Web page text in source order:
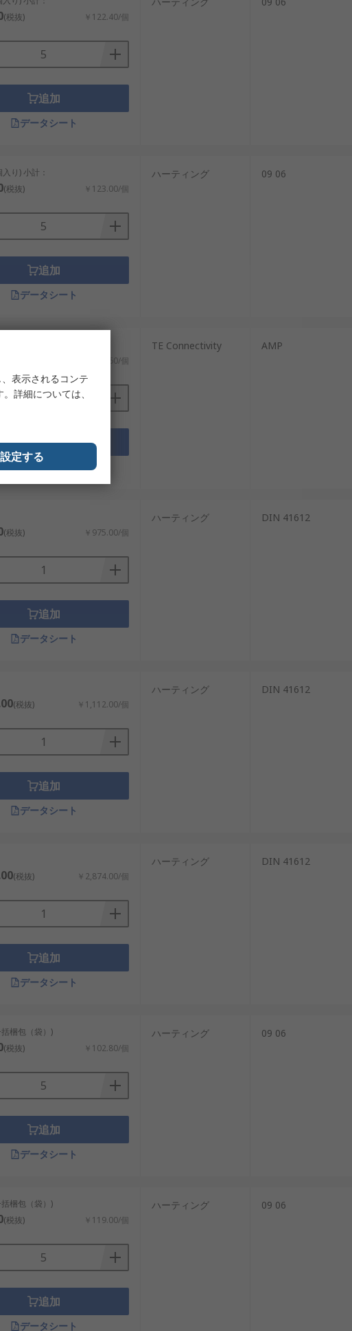
(税抜) ￥122.40/個
追加
データシート
り) 小計：
(税抜) ￥123.00/個
追加
データシート
ハーティング 09 06
￥76.60/個
追加
データシート
TE Connectivity AMP
(税抜) ￥975.00/個
追加
データシート
ハーティング DIN 41612
(税抜) ￥1,112.00/個
追加
データシート
ハーティング DIN 41612
(税抜) ￥2,874.00/個
追加
データシート
ハーティング DIN 41612
梱包（袋）)
(税抜) ￥102.80/個
追加
データシート
ハーティング 09 06
梱包（袋）)
(税抜) ￥119.00/個
追加
データシート
ハーティング 09 06
表示されるコンテ
詳細については、
定する